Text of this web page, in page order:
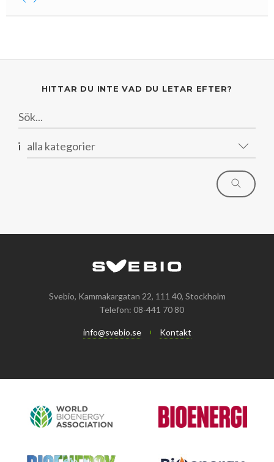
HITTAR DU INTE VAD DU LETAR EFTER?
i alla kategorier
Svebio, Kammakargatan 22, 111 40, Stockholm
Telefon: 08-441 70 80
info@svebio.se Kontakt